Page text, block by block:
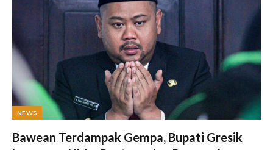
NEWS
Bawean Terdampak Gempa, Bupati Gresik